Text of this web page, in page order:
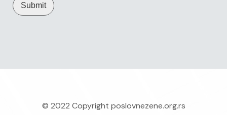
Submit
© 2022 Copyright poslovnezene.org.rs